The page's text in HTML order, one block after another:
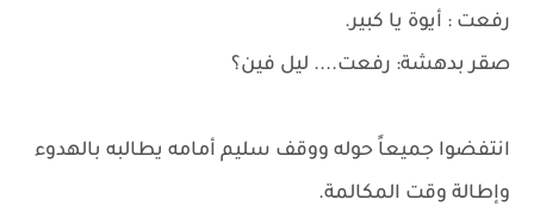
رفعت : أيوة يا كبير.
صقر بدهشة: رفعت.... ليل فين؟
انتفضوا جميعاً حوله ووقف سليم أمامه يطالبه بالهدوء
وإطالة وقت المكالمة.